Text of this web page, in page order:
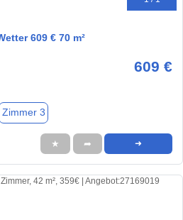
609 € 70 m²
609 €
Zimmer 3
★ ➦ ➜